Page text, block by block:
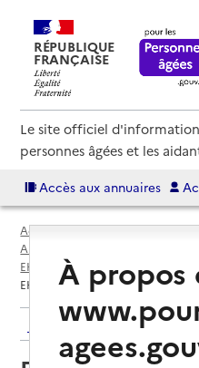
RÉPUBLIQUE
FRANÇAISE
Le site officiel
personnes âgées et les
Accès aux annuaires
Accueil
Espace annuaire
Annuaire EHPAD et maisons de
EHPAD par département
EHPAD La Maison des Ateliers
Retour aux résultats de
À propos